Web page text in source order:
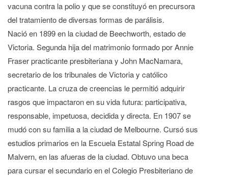
vacuna contra la polio y que se constituyó en precursora
del tratamiento de diversas formas de parálisis.
Nació en 1899 en la ciudad de Beechworth, estado de
Victoria. Segunda hija del matrimonio formado por Annie
Fraser practicante presbiteriana y John MacNamara,
secretario de los tribunales de Victoria y católico
practicante. La cruza de creencias le permitió adquirir
rasgos que impactaron en su vida futura: participativa,
responsable, impetuosa, decidida y directa. En 1907 se
mudó con su familia a la ciudad de Melbourne. Cursó sus
estudios primarios en la Escuela Estatal Spring Road de
Malvern, en las afueras de la ciudad. Obtuvo una beca
para cursar el secundario en el Colegio Presbiteriano de